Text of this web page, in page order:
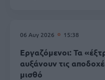
06 Αυγ 2026 15:38
Εργαζόμενοι: Τα
αυξάνουν τις
μισθό